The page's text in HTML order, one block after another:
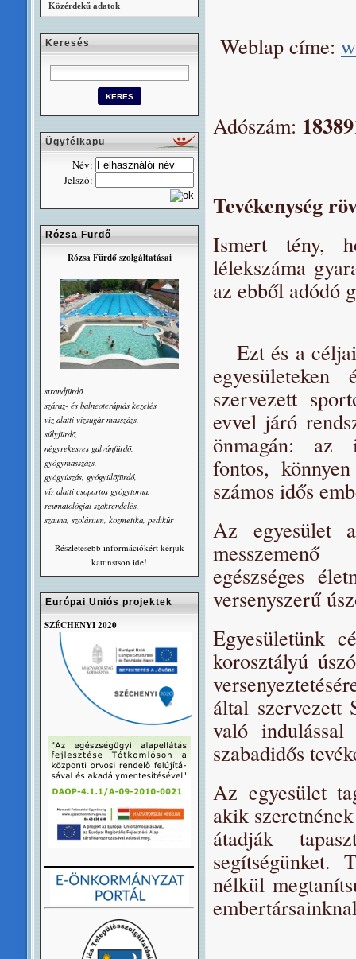
Weblap címe:
Adószám:
Tevékenység
Ismert tény,
lélekszáma
az ebből adódó
Ezt és a
szervezett
evvel járó
önmagán: az
fontos,
számos idős
Az egyesület
messzemenő
egészséges
versenyszerű
Egyesületünk
korosztályú
által szervezett
való
szabadidős
Az egyesület
akik
átadják
segítségünket.
nélkül
Közérdekű adatok
Keresés
Ügyfélkapu
Név:
Jelszó:
Rózsa Fürdő
Rózsa Fürdő szolgáltatásai
strandfürdõ,
száraz- és balneoterápiás kezelés
víz alatti vízsugár masszázs,
súlyfürdõ,
négyrekeszes galvánfürdõ,
gyógymasszázs,
gyógyúszás, gyógyülõfürdő,
víz alatti csoportos gyógytorna,
reumatológiai szakrendelés,
szauna, szolárium, kozmetika, pedikûr
Részletesebb információkért kérjük
kattinstson ide!
Európai Uniós projektek
SZÉCHENYI 2020